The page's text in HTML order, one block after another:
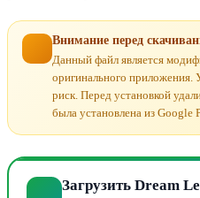
Внимание перед
Данный файл является
оригинального приложения.
риск. Перед установкой
была установлена из Google
Загрузить Dream